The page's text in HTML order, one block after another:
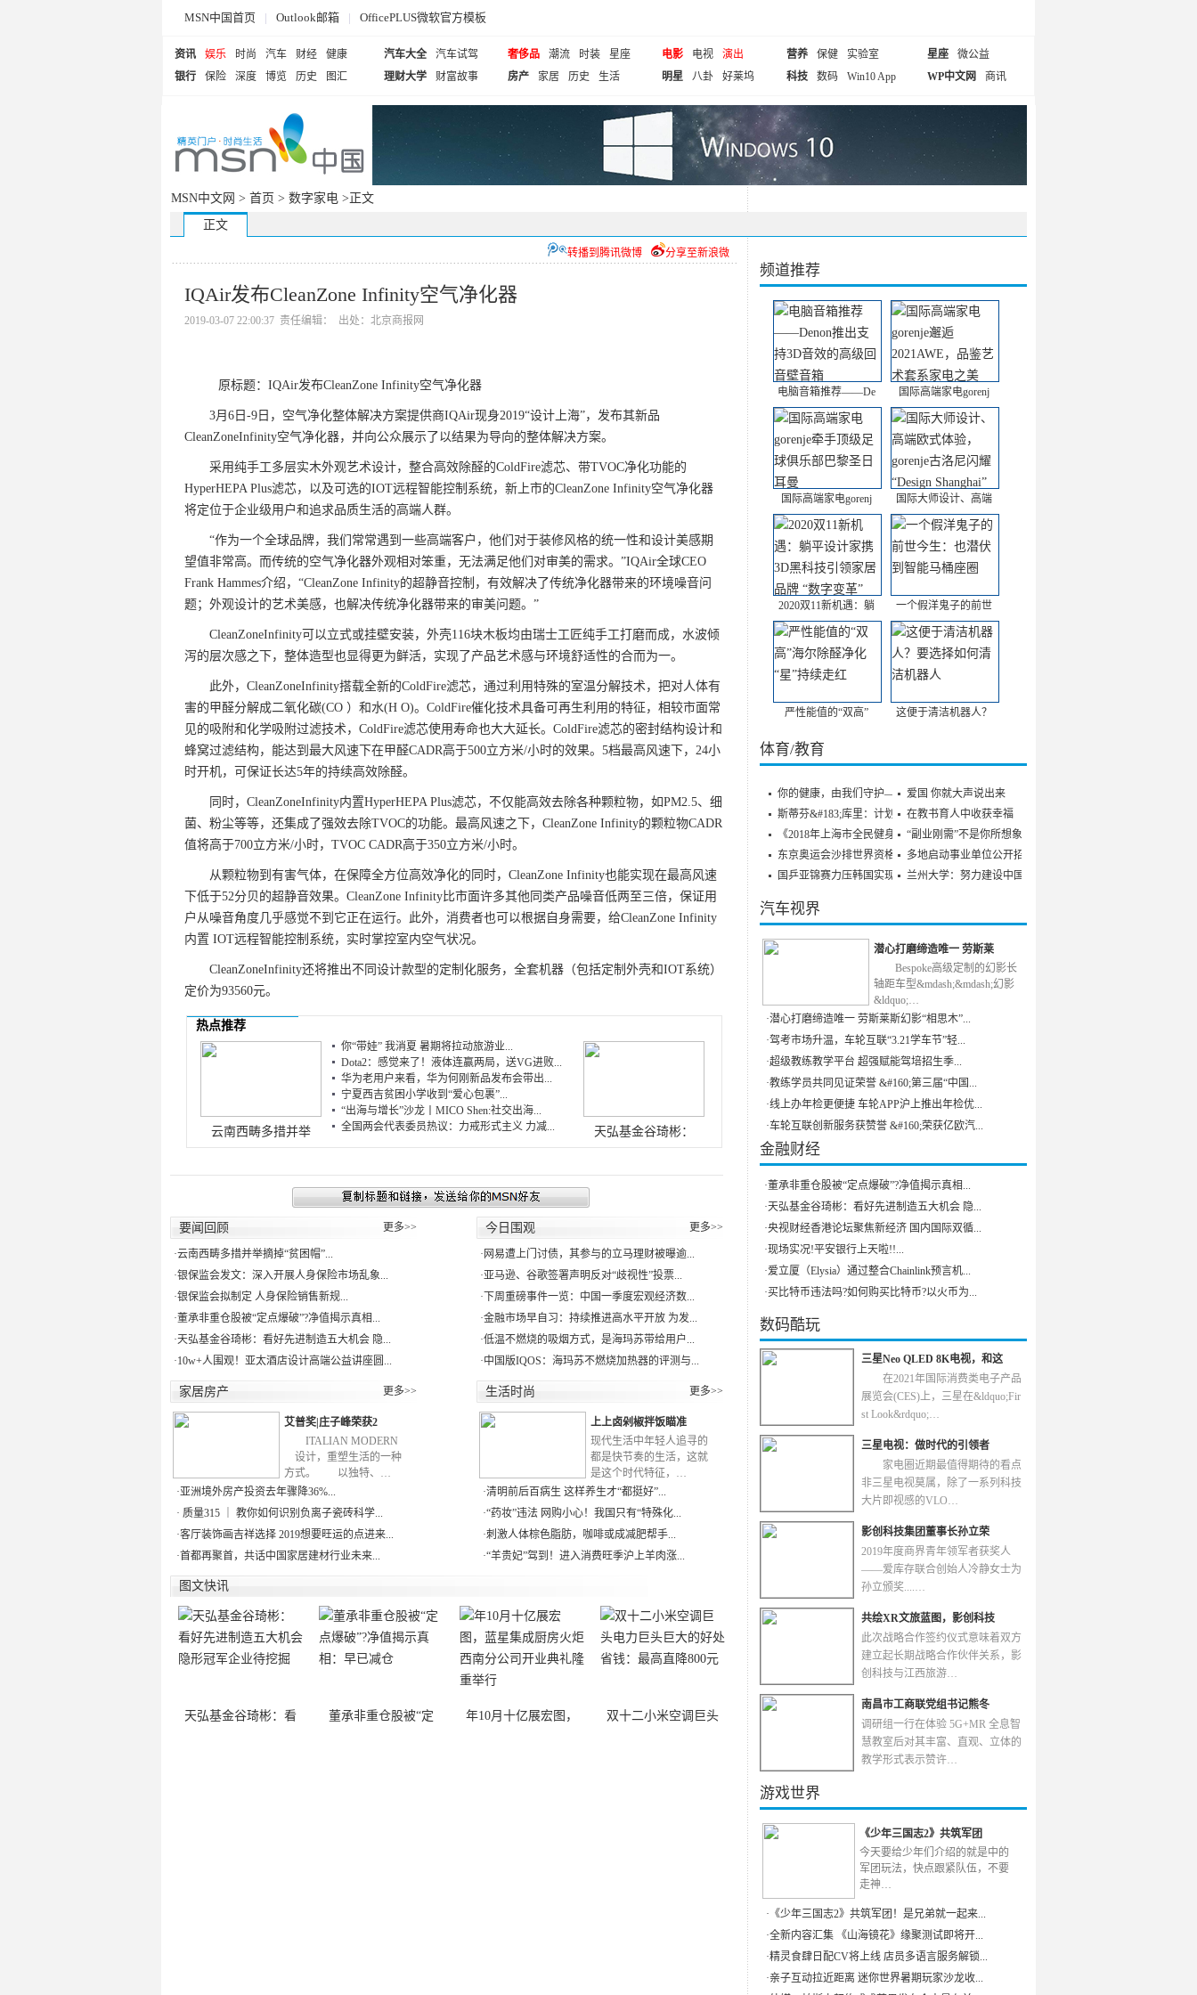
MSN中国首页 | Outlook邮箱 | OfficePLUS微软官方模板
资讯 娱乐 时尚 汽车 财经
健康
银行
保险 深度 博览 历史 图汇
汽车大全
汽车试驾
理财大学
财富故事
奢侈品 潮流 时装
星座
房产
家居 历史 生活
电影 电视
演出
明星
八卦 好莱坞
营养 保健
实验室
科技
数码 Win10 App
星座
微公益
WP中文网
商讯
MSN中文网 > 首页 > 数字家电 >正文
正文
分享至新浪微
转播到腾讯微博
IQAir发布CleanZone Infinity空气净化器
2019-03-07 22:00:37 责任编辑： 出处：北京商报网
原标题：IQAir发布CleanZone Infinity空气净化器
3月6日-9日，空气净化整体解决方案提供商IQAir现身2019“设计上海”，发布其新品
CleanZoneInfinity空气净化器，并向公众展示了以结果为导向的整体解决方案。
采用纯手工多层实木外观艺术设计，整合高效除醛的ColdFire滤芯、带TVOC净化功能的
HyperHEPA Plus滤芯，以及可选的IOT远程智能控制系统，新上市的CleanZone Infinity空气净化器
将定位于企业级用户和追求品质生活的高端人群。
“作为一个全球品牌，我们常常遇到一些高端客户，他们对于装修风格的统一性和设计美感期
望值非常高。而传统的空气净化器外观相对笨重，无法满足他们对审美的需求。”IQAir全球CEO
Frank Hammes介绍，“CleanZone Infinity的超静音控制，有效解决了传统净化器带来的环境噪音问
题；外观设计的艺术美感，也解决传统净化器带来的审美问题。”
CleanZoneInfinity可以立式或挂壁安装，外壳116块木板均由瑞士工匠纯手工打磨而成，水波倾
泻的层次感之下，整体造型也显得更为鲜活，实现了产品艺术感与环境舒适性的合而为一。
此外，CleanZoneInfinity搭载全新的ColdFire滤芯，通过利用特殊的室温分解技术，把对人体有
害的甲醛分解成二氧化碳(CO ）和水(H O)。ColdFire催化技术具备可再生利用的特征，相较市面常
见的吸附和化学吸附过滤技术，ColdFire滤芯使用寿命也大大延长。ColdFire滤芯的密封结构设计和
蜂窝过滤结构，能达到最大风速下在甲醛CADR高于500立方米/小时的效果。5档最高风速下，24小
时开机，可保证长达5年的持续高效除醛。
同时，CleanZoneInfinity内置HyperHEPA Plus滤芯，不仅能高效去除各种颗粒物，如PM2.5、细
菌、粉尘等等，还集成了强效去除TVOC的功能。最高风速之下，CleanZone Infinity的颗粒物CADR
值将高于700立方米/小时，TVOC CADR高于350立方米/小时。
从颗粒物到有害气体，在保障全方位高效净化的同时，CleanZone Infinity也能实现在最高风速
下低于52分贝的超静音效果。CleanZone Infinity比市面许多其他同类产品噪音低两至三倍，保证用
户从噪音角度几乎感觉不到它正在运行。此外，消费者也可以根据自身需要，给CleanZone Infinity
内置 IOT远程智能控制系统，实时掌控室内空气状况。
CleanZoneInfinity还将推出不同设计款型的定制化服务，全套机器（包括定制外壳和IOT系统）
定价为93560元。
热点推荐
云南西畴多措并举
你“带娃” 我消夏 暑期将拉动旅游业...
Dota2：感觉来了！液体连赢两局，送VG进败...
华为老用户来看，华为何刚新品发布会带出...
宁夏西吉贫困小学收到“爱心包裹”...
“出海与增长”沙龙丨MICO Shen:社交出海...
全国两会代表委员热议：力戒形式主义 力减...
天弘基金谷琦彬：
要闻回顾 更多>>
·云南西畴多措并举摘掉“贫困帽”...
·银保监会发文：深入开展人身保险市场乱象...
·银保监会拟制定 人身保险销售新规...
·董承非重仓股被“定点爆破”?净值揭示真相...
·天弘基金谷琦彬：看好先进制造五大机会 隐...
·10w+人围观！亚太酒店设计高端公益讲座圆...
今日围观 更多>>
· 网易遭上门讨债，其参与的立马理财被曝逾...
·亚马逊、谷歌签署声明反对“歧视性”投票...
· 下周重磅事件一览：中国一季度宏观经济数...
·金融市场早自习：持续推进高水平开放 为发...
·低温不燃烧的吸烟方式，是海玛苏带给用户...
·中国版IQOS：海玛苏不燃烧加热器的评测与...
家居房产 更多>>
艾普奖|庄子峰荣获2
ITALIAN MODERN
设计，重塑生活的一种
方式。 以独特、…
·亚洲境外房产投资去年骤降36%...
· 质量315 ｜ 教你如何识别负离子瓷砖科学...
·客厅装饰画吉祥选择 2019想要旺运的点进来...
·首都再聚首，共话中国家居建材行业未来...
生活时尚 更多>>
上上卤剁椒拌饭瞄准
现代生活中年轻人追寻的
都是快节奏的生活，这就
是这个时代特征，…
·清明前后百病生 这样养生才“都挺好”...
·“药妆”违法 网购小心！我国只有“特殊化...
·刺激人体棕色脂肪，咖啡或成减肥帮手...
·“羊贵妃”驾到！进入消费旺季沪上羊肉涨...
图文快讯
天弘基金谷琦彬：看 董承非重仓股被“定 年10月十亿展宏图， 双十二小米空调巨头
频道推荐
电脑音箱推荐——De 国际高端家电gorenj
国际高端家电gorenj 国际大师设计、高端
2020双11新机遇：躺 一个假洋鬼子的前世
严性能值的“双高” 这便于清洁机器人？
体育/教育
你的健康，由我们守护——
斯蒂芬&#183;库里：计划参
《2018年上海市全民健身发
东京奥运会沙排世界资格赛
国乒亚锦赛力压韩国实现男
爱国 你就大声说出来
在教书育人中收获幸福
“副业刚需”不是你所想象
多地启动事业单位公开招聘
兰州大学：努力建设中国特
汽车视界
潜心打磨缔造唯一 劳斯莱
Bespoke高级定制的幻影长
轴距车型&mdash;&mdash;幻影
&ldquo;…
·潜心打磨缔造唯一 劳斯莱斯幻影“相思木”...
·驾考市场升温，车轮互联“3.21学车节”轻...
·超级教练教学平台 超强赋能驾培招生季...
·教练学员共同见证荣誉 &#160;第三届“中国...
·线上办年检更便捷 车轮APP沪上推出年检优...
·车轮互联创新服务获赞誉 &#160;荣获亿欧汽...
金融财经
·董承非重仓股被“定点爆破”?净值揭示真相...
·天弘基金谷琦彬：看好先进制造五大机会 隐...
·央视财经香港论坛聚焦新经济 国内国际双循...
·现场实况!平安银行上天啦!!...
·爱立厦（Elysia）通过整合Chainlink预言机...
·买比特币违法吗?如何购买比特币?以火币为...
数码酷玩
三星Neo QLED 8K电视，和这
在2021年国际消费类电子产品
展览会(CES)上，三星在&ldquo;Fir
st Look&rdquo;…
三星电视：做时代的引领者
家电圈近期最值得期待的看点
非三星电视莫属，除了一系列科技
大片即视感的VLO…
影创科技集团董事长孙立荣
2019年度商界青年领军者获奖人
——爱库存联合创始人冷静女士为
孙立颁奖....…
共绘XR文旅蓝图，影创科技
此次战略合作签约仪式意味着双方
建立起长期战略合作伙伴关系，影
创科技与江西旅游…
南昌市工商联党组书记熊冬
调研组一行在体验 5G+MR 全息智
慧教室后对其丰富、直观、立体的
教学形式表示赞许…
游戏世界
《少年三国志2》共筑军团
今天要给少年们介绍的就是中的
军团玩法，快点跟紧队伍，不要
走神…
· 《少年三国志2》共筑军团！是兄弟就一起来...
·全新内容汇集 《山海镜花》缘聚测试即将开...
·精灵食肆日配CV将上线 店员多语言服务解锁...
·亲子互动拉近距离 迷你世界暑期玩家沙龙收...